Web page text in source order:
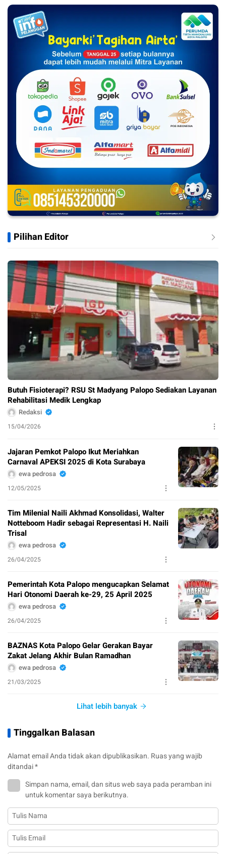
Pilihan Editor
Butuh Fisioterapi? RSU St Madyang Palopo Sediakan Layanan
Rehabilitasi Medik Lengkap
Redaksi
15/04/2026
Jajaran Pemkot Palopo Ikut Meriahkan
Carnaval APEKSI 2025 di Kota Surabaya
ewa pedrosa
12/05/2025
Tim Milenial Naili Akhmad Konsolidasi, Walter
Notteboom Hadir sebagai Representasi H. Naili
Trisal
ewa pedrosa
26/04/2025
Pemerintah Kota Palopo mengucapkan Selamat
Hari Otonomi Daerah ke-29, 25 April 2025
ewa pedrosa
26/04/2025
BAZNAS Kota Palopo Gelar Gerakan Bayar
Zakat Jelang Akhir Bulan Ramadhan
ewa pedrosa
21/03/2025
Lihat lebih banyak
Tinggalkan Balasan
Alamat email Anda tidak akan dipublikasikan. Ruas yang wajib
ditandai*
Simpan nama, email, dan situs web saya pada peramban ini
untuk komentar saya berikutnya.